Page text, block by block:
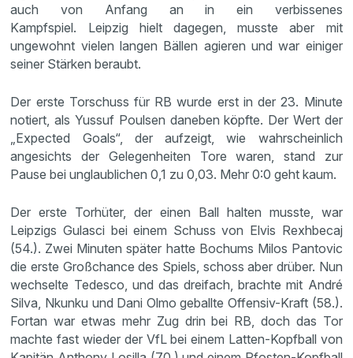
auch von Anfang an in ein verbissenes
Kampfspiel. Leipzig hielt dagegen, musste aber mit
ungewohnt vielen langen Bällen agieren und war einiger
seiner Stärken beraubt.
Der erste Torschuss für RB wurde erst in der 23. Minute
notiert, als Yussuf Poulsen daneben köpfte. Der Wert der
„Expected Goals“, der aufzeigt, wie wahrscheinlich
angesichts der Gelegenheiten Tore waren, stand zur
Pause bei unglaublichen 0,1 zu 0,03. Mehr 0:0 geht kaum.
Der erste Torhüter, der einen Ball halten musste, war
Leipzigs Gulasci bei einem Schuss von Elvis Rexhbecaj
(54.). Zwei Minuten später hatte Bochums Milos Pantovic
die erste Großchance des Spiels, schoss aber drüber. Nun
wechselte Tedesco, und das dreifach, brachte mit André
Silva, Nkunku und Dani Olmo geballte Offensiv-Kraft (58.).
Fortan war etwas mehr Zug drin bei RB, doch das Tor
machte fast wieder der VfL bei einem Latten-Kopfball von